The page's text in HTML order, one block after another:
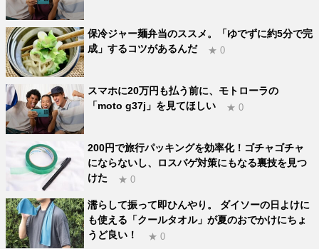
保冷ジャー麺弁当のススメ。「ゆでずに約5分で完
成」するコツがあるんだ
★ 0
スマホに20万円も払う前に、モトローラの
「moto g37j」を見てほしい
★ 0
200円で旅行パッキングを効率化！ゴチャゴチャ
にならないし、ロスバゲ対策にもなる裏技を見つ
けた
★ 0
濡らして振って即ひんやり。 ダイソーの日よけに
も使える「クールタオル」が夏のおでかけにちょ
うど良い！
★ 0